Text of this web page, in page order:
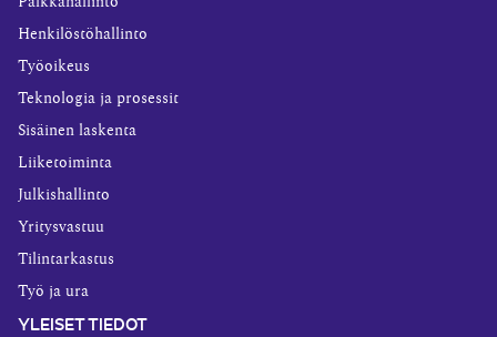
Henkilöstöhallinto
Työoikeus
Teknologia ja prosessit
Sisäinen laskenta
Liiketoiminta
Julkishallinto
Yritysvastuu
Tilintarkastus
Työ ja ura
YLEISET TIEDOT